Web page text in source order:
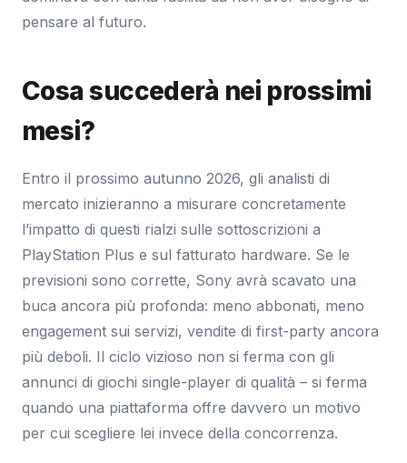
pensare al futuro.
Cosa succederà nei prossimi
mesi?
Entro il prossimo autunno 2026, gli analisti di
mercato inizieranno a misurare concretamente
l’impatto di questi rialzi sulle sottoscrizioni a
PlayStation Plus e sul fatturato hardware. Se le
previsioni sono corrette, Sony avrà scavato una
buca ancora più profonda: meno abbonati, meno
engagement sui servizi, vendite di first-party ancora
più deboli. Il ciclo vizioso non si ferma con gli
annunci di giochi single-player di qualità – si ferma
quando una piattaforma offre davvero un motivo
per cui scegliere lei invece della concorrenza.